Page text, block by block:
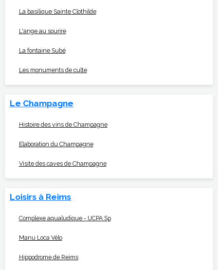
La basilique Sainte Clothilde
L'ange au sourire
La fontaine Subé
Les monuments de culte
Le Champagne
Histoire des vins de Champagne
Elaboration du Champagne
Visite des caves de Champagne
Loisirs à Reims
Complexe aqualudique - UCPA Sp
Manu Loca Vélo
Hippodrome de Reims